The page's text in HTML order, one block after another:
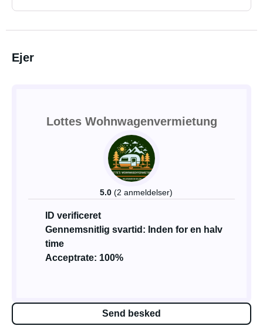
Ejer
Lottes Wohnwagenvermietung
5.0 (2 anmeldelser)
ID verificeret
Gennemsnitlig svartid: Inden for en halv
time
Acceptrate: 100%
Send besked